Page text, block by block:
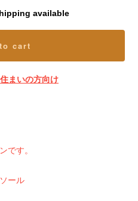
available
cart
まいの方向け
です。
ール